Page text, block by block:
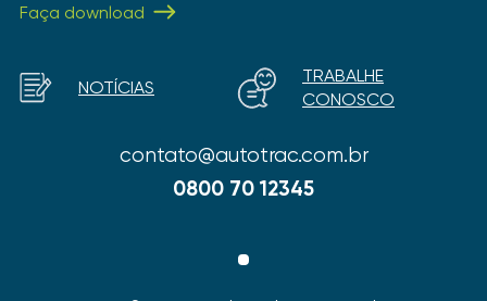
Faça download
contato@autotrac.com.br
0800 70 12345
NOTÍCIAS
TRABALHE
CONOSCO